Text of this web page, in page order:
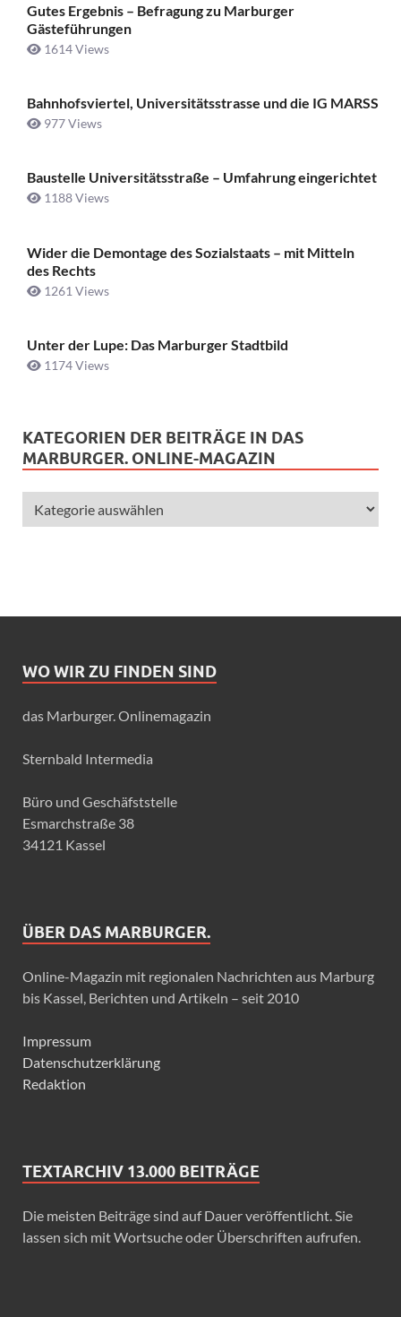
Gutes Ergebnis – Befragung zu Marburger
Gästeführungen
1614 Views
Bahnhofsviertel, Universitätsstrasse und die IG MARSS
977 Views
Baustelle Universitätsstraße ­– Umfahrung eingerichtet
1188 Views
Wider die Demontage des Sozialstaats – mit Mitteln
des Rechts
1261 Views
Unter der Lupe: Das Marburger Stadtbild
1174 Views
KATEGORIEN DER BEITRÄGE IN DAS
MARBURGER. ONLINE-MAGAZIN
WO WIR ZU FINDEN SIND
das Marburger. Onlinemagazin
Sternbald Intermedia
Büro und Geschäfststelle
Esmarchstraße 38
34121 Kassel
ÜBER DAS MARBURGER.
Online-Magazin mit regionalen Nachrichten aus Marburg
bis Kassel, Berichten und Artikeln – seit 2010
Impressum
Datenschutzerklärung
Redaktion
TEXTARCHIV 13.000 BEITRÄGE
Die meisten Beiträge sind auf Dauer veröffentlicht. Sie
lassen sich mit Wortsuche oder Überschriften aufrufen.